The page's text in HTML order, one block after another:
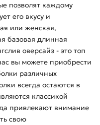
позволят каждому
его вкусу и
или женская,
базовая длинная
оверсайз - это топ
вы можете приобрести
различных
всегда остаются в
классикой
привлекают внимание
свою